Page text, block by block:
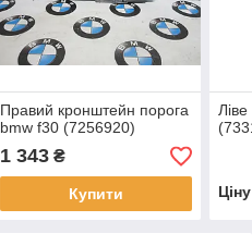
Правий кронштейн порога
bmw f30 (7256920)
1 343₴
Купити